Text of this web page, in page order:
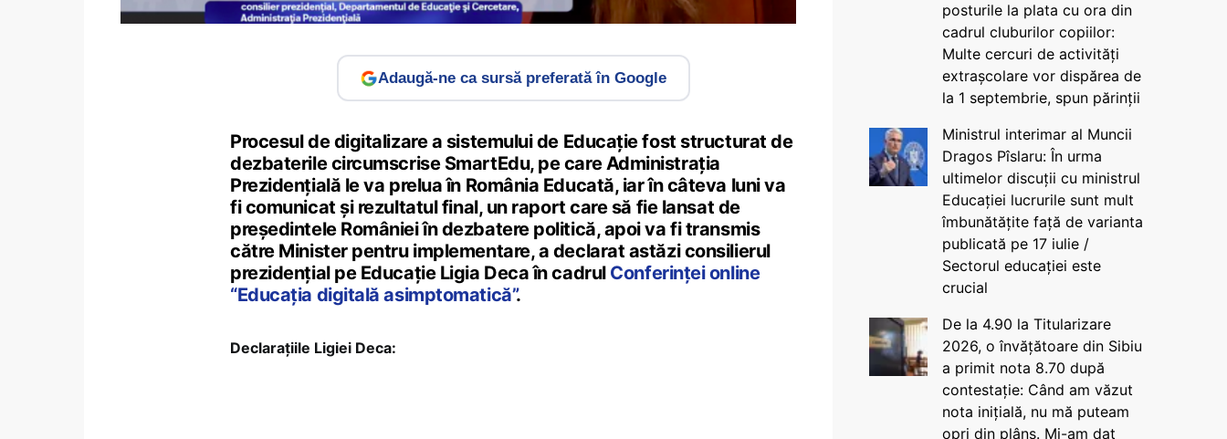
Adaugă-ne ca sursă preferată în Google
Procesul de digitalizare a sistemului de Educație fost structurat de
dezbaterile circumscrise SmartEdu, pe care Administrația
Prezidențială le va prelua în România Educată, iar în câteva luni va
fi comunicat și rezultatul final, un raport care să fie lansat de
președintele României în dezbatere politică, apoi va fi transmis
către Minister pentru implementare, a declarat astăzi consilierul
prezidențial pe Educație Ligia Deca în cadrul Conferinței online
“Educația digitală asimptomatică”.
Declarațiile Ligiei Deca:
posturile la plata cu ora din
cadrul cluburilor copiilor:
Multe cercuri de activități
extrașcolare vor dispărea de
la 1 septembrie, spun părinții
Ministrul interimar al Muncii
Dragos Pîslaru: În urma
ultimelor discuții cu ministrul
Educației lucrurile sunt mult
îmbunătățite față de varianta
publicată pe 17 iulie /
Sectorul educației este
crucial
De la 4.90 la Titularizare
2026, o învățătoare din Sibiu
a primit nota 8.70 după
contestație: Când am văzut
nota inițială, nu mă puteam
opri din plâns. Mi-am dat